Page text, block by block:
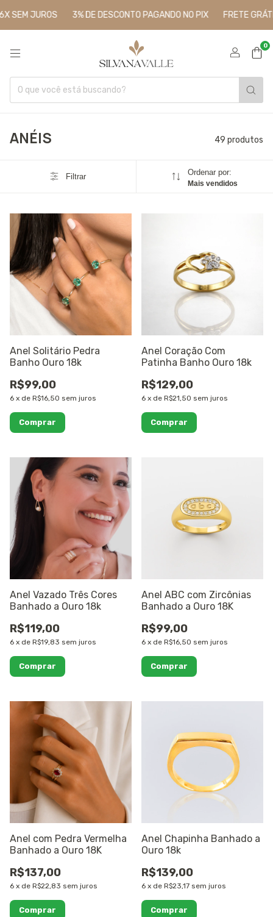
3% DE DESCONTO PAGANDO NO PIX FRETE GRÁTIS PARA
0
ANÉIS 49 produtos
Filtrar Ordenar por:
Mais vendidos
Anel Solitário Pedra
Banho Ouro 18k
R$99,00
6 x de R$16,50 sem juros
Comprar
Anel Coração Com
Patinha Banho Ouro 18k
R$129,00
6 x de R$21,50 sem juros
Comprar
Anel Vazado Três Cores
Banhado a Ouro 18k
R$119,00
6 x de R$19,83 sem juros
Comprar
Anel ABC com Zircônias
Banhado a Ouro 18K
R$99,00
6 x de R$16,50 sem juros
Comprar
Anel com Pedra Vermelha
Banhado a Ouro 18K
R$137,00
6 x de R$22,83 sem juros
Comprar
Anel Chapinha Banhado a
Ouro 18k
R$139,00
6 x de R$23,17 sem juros
Comprar